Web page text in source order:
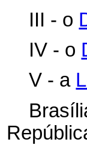
III - o
IV - o
V - a